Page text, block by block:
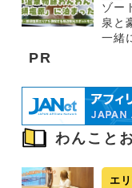
ゾー
泉と
一緒
PR
わんこと
エ